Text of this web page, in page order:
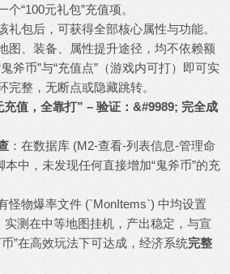
“100元礼包”充值项。
礼包后，可获得全部核心属性与功能。
图、装备、属性提升途径，均不依赖额
斧币”与“充值点”（游戏内可打）即可实
完整，无断点或隐藏跳转。
充值，全靠打” – 验证：&#9989; 完全成
：在数据库 (M2-查看-列表信息-管理命
中，未发现任何直接增加“鬼斧币”的充
怪物爆率文件 (`MonItems`) 中均设置
实测在中等地图挂机，产出稳定，与宣
”在高效玩法下可达成，经济系统完整